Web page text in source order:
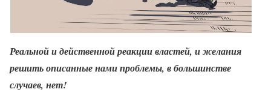
Реальной и действенной реакции властей, и желания
решить описанные нами проблемы, в большинстве
случаев, нет!